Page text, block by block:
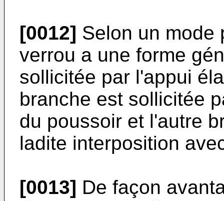
[0012] Selon un mode
verrou a une forme
sollicitée par l'appui
branche est sollicitée
du poussoir et l'autre
ladite interposition
[0013] De façon